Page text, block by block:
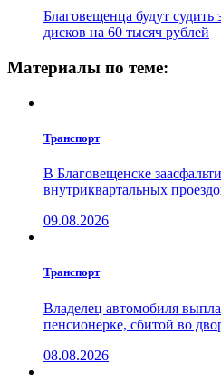
Благовещенца будут
дисков на 60 тысяч рублей
Материалы по теме:
Транспорт
В Благовещенске
внутриквартальных
09.08.2026
Транспорт
Владелец автомобиля
пенсионерке, сбитой во
08.08.2026